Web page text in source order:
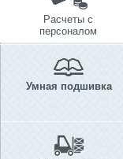
Расчеты с
персоналом
Умная подшивка